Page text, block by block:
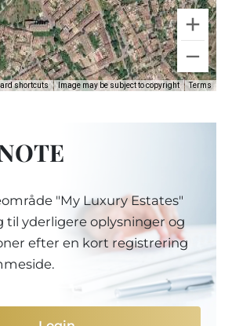
shortcuts Image may be subject to copyright Terms
"My Luxury Estates"
til yderligere oplysninger og
efter en kort registrering